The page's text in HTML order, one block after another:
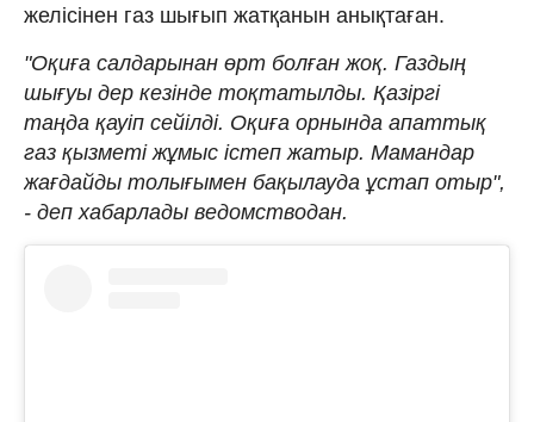
желісінен газ шығып жатқанын анықтаған.
"Оқиға салдарынан өрт болған жоқ. Газдың
шығуы дер кезінде тоқтатылды. Қазіргі
таңда қауіп сейілді. Оқиға орнында апаттық
газ қызметі жұмыс істеп жатыр. Мамандар
жағдайды толығымен бақылауда ұстап отыр",
- деп хабарлады ведомстводан.